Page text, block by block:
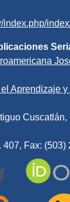
index.php/
Aprendizaje
Cuscatlán,
Fax: (503)